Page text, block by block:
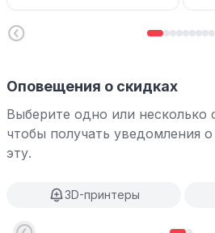
Оповещения о скидках
Выберите одно или
чтобы получать уведомления
эту.
3D-принтеры